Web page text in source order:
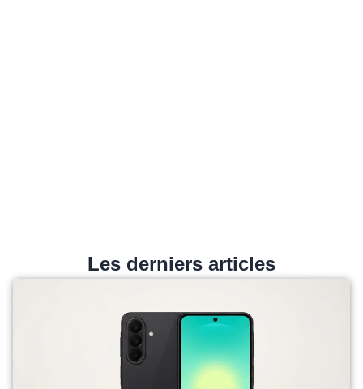
Les derniers articles